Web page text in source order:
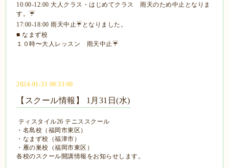
10:00-12:00 大人クラス・はじめてクラス 雨天のため中止となりま
す。☔️
17:00-18:00 雨天中止☔️となりました。
■ なまず校
１０時〜大人レッスン 雨天中止☔
2024-01-31 08:33:00
【スクール情報】 1月31日(水)
ティスタイル26 テニススクール
・名島校（福岡市東区）
・なまず校（福津市）
・雁の巣校（福岡市東区）
各校のスクール開講情報をお知らせします。